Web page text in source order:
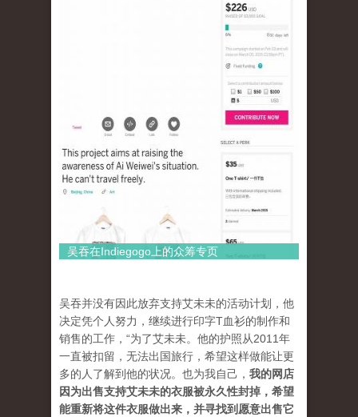
吴吞在Indiegogo上的众筹专页
吴吞并没有因此放弃支持艾未未的活动计划，他
决定凭个人努力，继续进行印字T血衫的制作和
销售的工作，“为了艾未未。他的护照从2011年
一直被扣留，无法出国旅行，希望这样做能让更
多的人了解到他的状况。也为我自己， 我的网店
因为出售支持艾未未的衣服被永久性封掉，希望
能重新将这件衣服做出来，并寻找到愿意出售它